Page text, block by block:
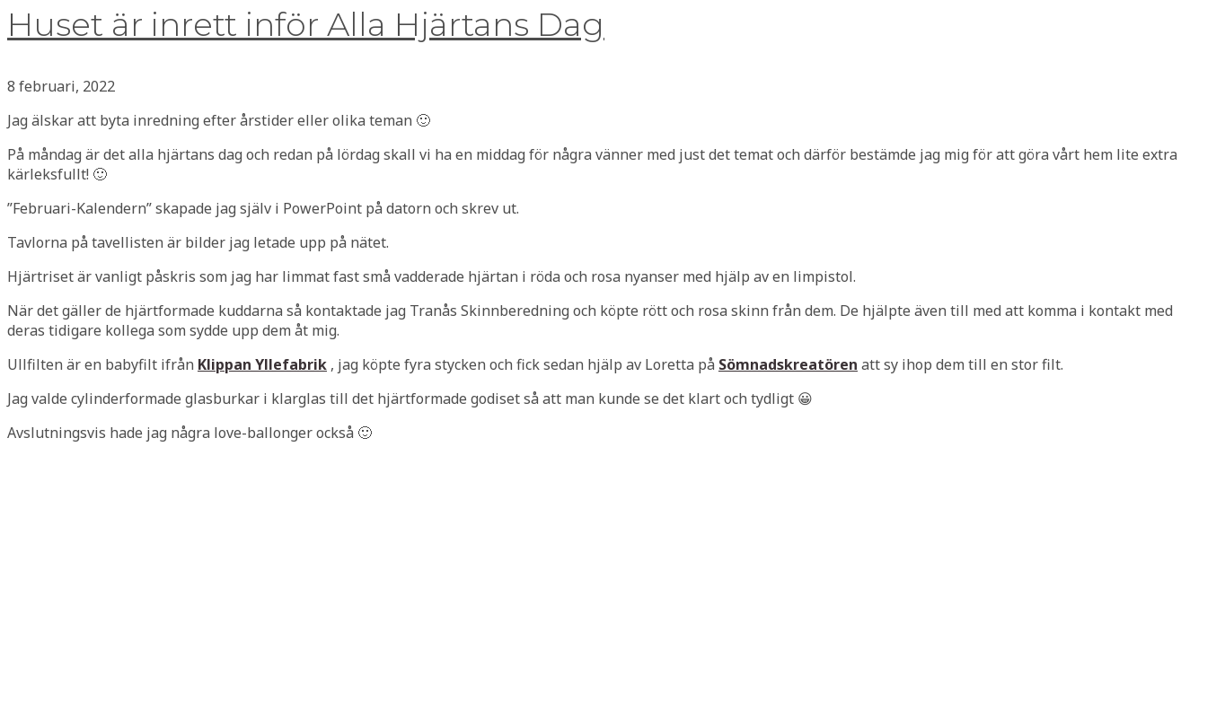
Huset är inrett inför Alla Hjärtans Dag
8 februari, 2022
Jag älskar att byta inredning efter årstider eller olika teman 🙂
På måndag är det alla hjärtans dag och redan på lördag skall vi ha en middag för några vänner med just det temat och därför bestämde jag mig för att göra vårt hem lite extra
kärleksfullt! 🙂
”Februari-Kalendern” skapade jag själv i PowerPoint på datorn och skrev ut.
Tavlorna på tavellisten är bilder jag letade upp på nätet.
Hjärtriset är vanligt påskris som jag har limmat fast små vadderade hjärtan i röda och rosa nyanser med hjälp av en limpistol.
När det gäller de hjärtformade kuddarna så kontaktade jag Tranås Skinnberedning och köpte rött och rosa skinn från dem. De hjälpte även till med att komma i kontakt med
deras tidigare kollega som sydde upp dem åt mig.
Ullfilten är en babyfilt ifrån Klippan Yllefabrik , jag köpte fyra stycken och fick sedan hjälp av Loretta på Sömnadskreatören att sy ihop dem till en stor filt.
Jag valde cylinderformade glasburkar i klarglas till det hjärtformade godiset så att man kunde se det klart och tydligt 😀
Avslutningsvis hade jag några love-ballonger också 🙂